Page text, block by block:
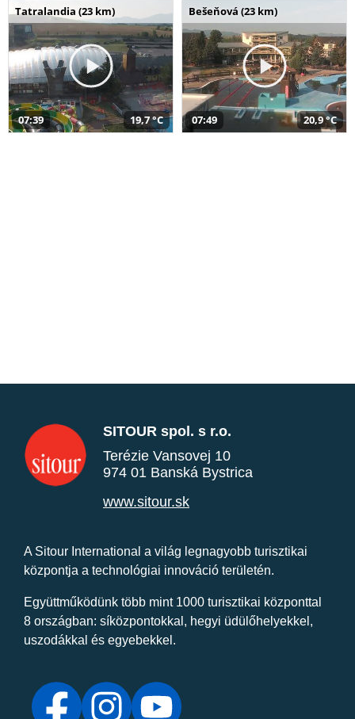
Tatralandia (23 km)
07:39 19,7 °C
Bešeňová (23 km)
07:49 20,9 °C
SITOUR spol. s r.o.
Terézie Vansovej 10
974 01 Banská Bystrica
www.sitour.sk
A Sitour International a világ legnagyobb turisztikai
központja a technológiai innováció területén.
Együttműködünk több mint 1000 turisztikai központtal
8 országban: síközpontokkal, hegyi üdülőhelyekkel,
uszodákkal és egyebekkel.